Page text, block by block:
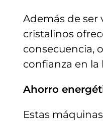
Además de ser
cristalinos
consecuencia,
confianza en
Ahorro
Estas